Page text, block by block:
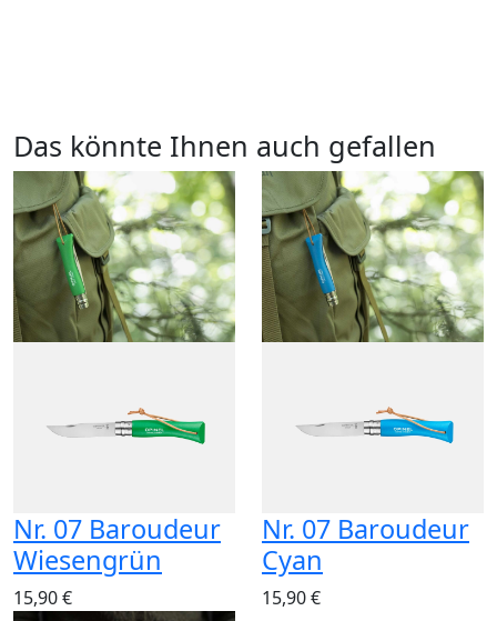
Das könnte Ihnen auch gefallen
Nr. 07 Baroudeur
Wiesengrün
15,90 €
Nr. 07 Baroudeur
Cyan
15,90 €